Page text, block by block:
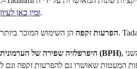
זמין כאן לעיון.
הפרעות זקפה
היפרפלזיה שפירה של הערמונית (BPH), הגדלת הערמונית, היא השימוש המאושר השני. BPH גורמת לתסמינים בדרכי השתן, כולל זרם שתן חלש, השתנה תכופה, במיוחד בלילה, וקושי להתחיל בהשתנה. Tadalafil מרפה את